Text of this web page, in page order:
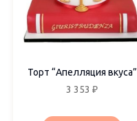
Торт “Апелляция вкуса”
3 353 ₽